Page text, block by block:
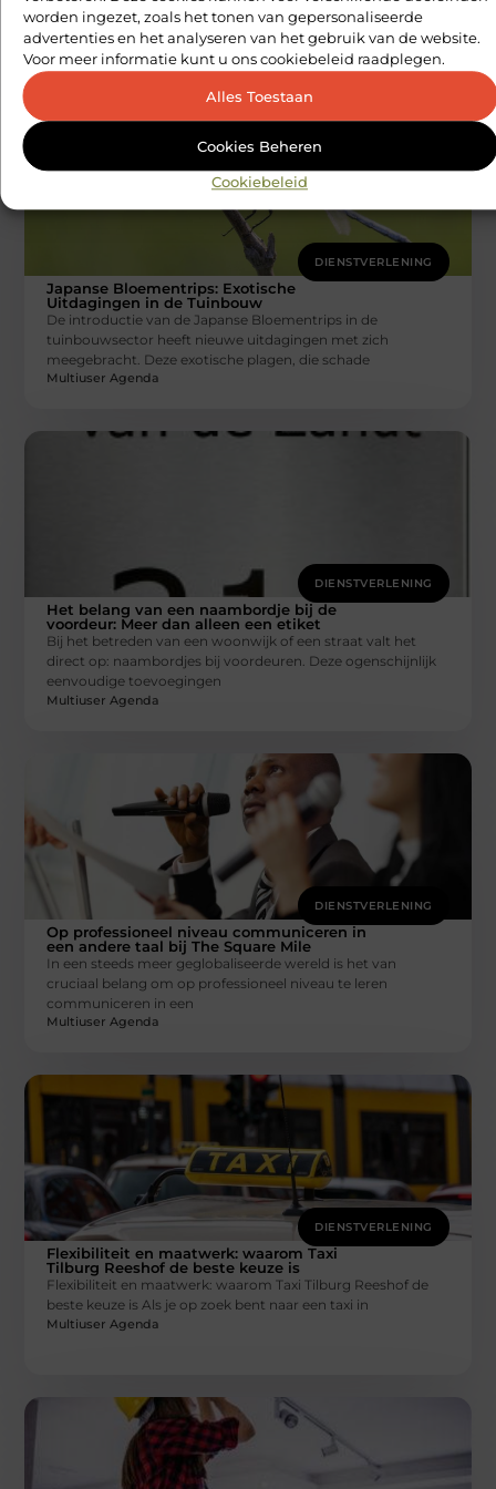
worden ingezet, zoals het tonen van gepersonaliseerde
advertenties en het analyseren van het gebruik van de website.
Voor meer informatie kunt u ons cookiebeleid raadplegen.
Alles Toestaan
Cookies Beheren
Cookiebeleid
ontspannen, maar ze kunnen ook een periode zijn waarin
woningen extra kwetsbaar
Multiuser Agenda
DIENSTVERLENING
Japanse Bloementrips: Exotische
Uitdagingen in de Tuinbouw
De introductie van de Japanse Bloementrips in de
tuinbouwsector heeft nieuwe uitdagingen met zich
meegebracht. Deze exotische plagen, die schade
Multiuser Agenda
DIENSTVERLENING
Het belang van een naambordje bij de
voordeur: Meer dan alleen een etiket
Bij het betreden van een woonwijk of een straat valt het
direct op: naambordjes bij voordeuren. Deze ogenschijnlijk
eenvoudige toevoegingen
Multiuser Agenda
DIENSTVERLENING
Op professioneel niveau communiceren in
een andere taal bij The Square Mile
In een steeds meer geglobaliseerde wereld is het van
cruciaal belang om op professioneel niveau te leren
communiceren in een
Multiuser Agenda
DIENSTVERLENING
Flexibiliteit en maatwerk: waarom Taxi
Tilburg Reeshof de beste keuze is
Flexibiliteit en maatwerk: waarom Taxi Tilburg Reeshof de
beste keuze is Als je op zoek bent naar een taxi in
Multiuser Agenda